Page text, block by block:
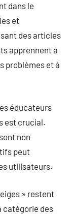
dans le
et
des articles
apprennent à
problèmes et à
éducateurs
est crucial.
non
peut
utilisateurs.
» restent
catégorie des